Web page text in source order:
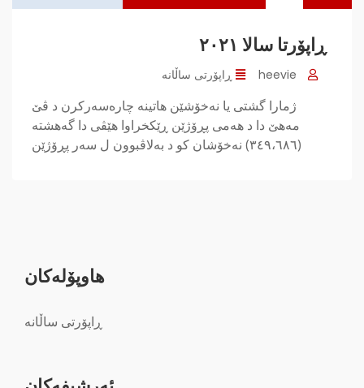
ڕاپۆرتا سالا ٢٠٢١
heevie ڕاپۆرتی ساڵانە
ژمارا گشتی یا نه‌خۆشێن هاتینە چاره‌سه‌ركرن د ڤێ
مه‌هێ دا د هه‌می پڕۆژێن ڕێكخراوا هێڤی دا گه‌هشته‌
(٣٤٩،٦٨٦) نه‌خۆشان كو د به‌لاڤبوون ل سه‌ر پڕۆژێن
هاوپۆله‌كان
ڕاپۆرتی ساڵانە